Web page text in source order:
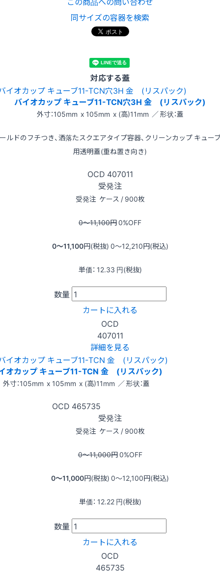
同サイズの容器を検索
対応する蓋
バイオカップ キューブ11-TCN穴3H 金 (リスパック)
外寸：105mm x 105mm x (高)11mm ／ 形状：蓋
ルドのフチつき、洒落たスクエアタイプ容器、クリーンカップ キュー
用透明蓋(重ね置き向き)
OCD 407011
受発注
受発注 ケース / 900枚
0〜11,100円0%OFF
0〜11,100円(税抜) 0〜12,210円(税込)
単価： 12.33 円(税抜)
数量
カートに入れる
OCD
407011
詳細を見る
オカップ キューブ11-TCN 金 (リスパック)
外寸：105mm x 105mm x (高)11mm ／ 形状：蓋
OCD 465735
受発注
受発注 ケース / 900枚
0〜11,000円0%OFF
0〜11,000円(税抜) 0〜12,100円(税込)
単価： 12.22 円(税抜)
数量
カートに入れる
OCD
465735